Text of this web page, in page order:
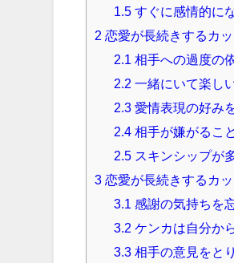
1.5 すぐに感情的に
2 恋愛が長続きするカ
2.1 相手への過度の
2.2 一緒にいて楽し
2.3 愛情表現の好み
2.4 相手が嫌がるこ
2.5 スキンシップが
3 恋愛が長続きするカ
3.1 感謝の気持ちを
3.2 ケンカは自分か
3.3 相手の意見をと